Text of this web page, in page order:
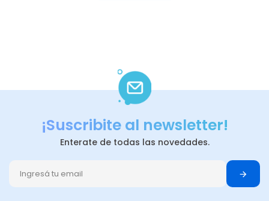
¡Suscribite al newsletter!
Enterate de todas las novedades.